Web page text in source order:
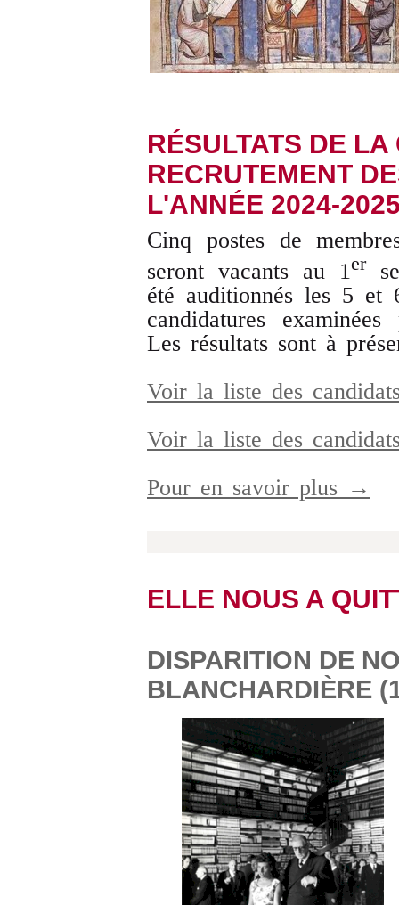
RÉSULTATS DE
RECRUTEMENT
L'ANNÉE 2024-
Cinq postes de
seront vacants au 1er
été auditionnés les 5 et
candidatures
Les résultats sont à
Voir la liste des
Voir la liste des
Pour en savoir plus →
ELLE NOUS A
DISPARITION DE
BLANCHARDIÈRE